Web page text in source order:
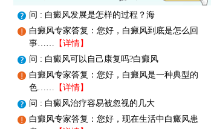
问 : 白癜风发展是怎样的过程？海
白癜风专家答复：您好，白癜风到底是怎么回
事…… 【详情】
问 : 白癜风可以自己康复吗?白癜风
白癜风专家答复：您好，白癜风是一种典型的
色…… 【详情】
问 : 白癜风治疗容易被忽视的几大
白癜风专家答复：您好，现在生活中白癜风患